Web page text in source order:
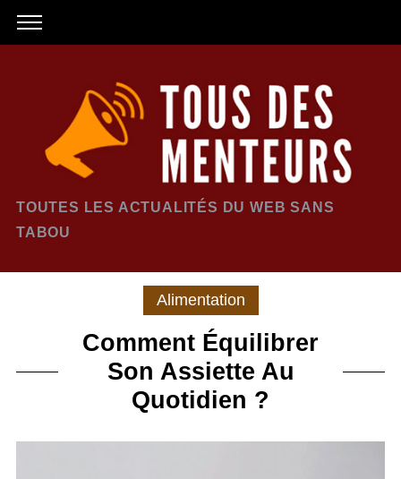
TOUTES LES ACTUALITÉS DU WEB SANS
TABOU
Alimentation
Comment Équilibrer
Son Assiette Au
Quotidien ?